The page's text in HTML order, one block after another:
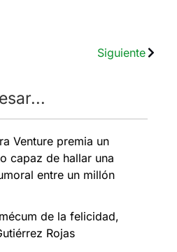
Siguiente
Venture premia un
capaz de hallar una
entre un millón
de la felicidad,
Rojas